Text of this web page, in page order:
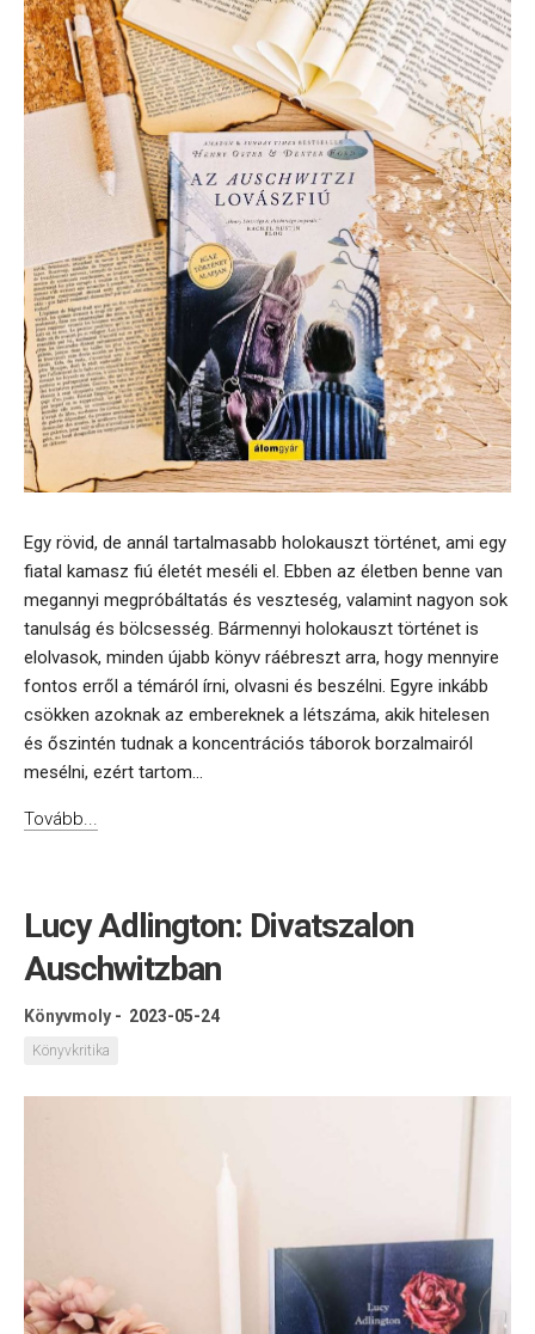
Egy rövid, de annál tartalmasabb holokauszt történet, ami egy
fiatal kamasz fiú életét meséli el. Ebben az életben benne van
megannyi megpróbáltatás és veszteség, valamint nagyon sok
tanulság és bölcsesség. Bármennyi holokauszt történet is
elolvasok, minden újabb könyv ráébreszt arra, hogy mennyire
fontos erről a témáról írni, olvasni és beszélni. Egyre inkább
csökken azoknak az embereknek a létszáma, akik hitelesen
és őszintén tudnak a koncentrációs táborok borzalmairól
mesélni, ezért tartom...
Tovább...
Lucy Adlington: Divatszalon
Auschwitzban
Könyvmoly - 2023-05-24
Könyvkritika